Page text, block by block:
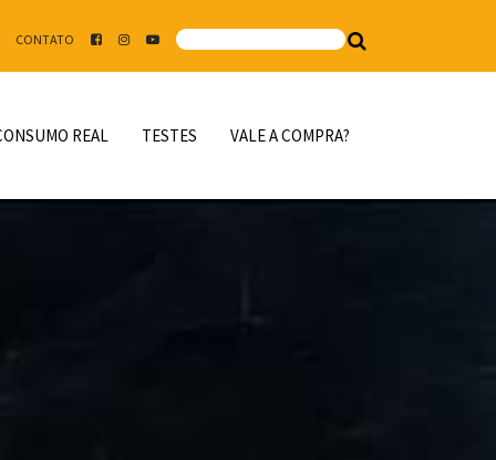
CONTATO
REAL TESTES VALE A COMPRA?